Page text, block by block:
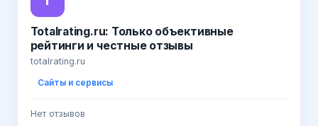
Totalrating.ru: Только объективные
рейтинги и честные отзывы
totalrating.ru
Сайты и сервисы
Нет отзывов